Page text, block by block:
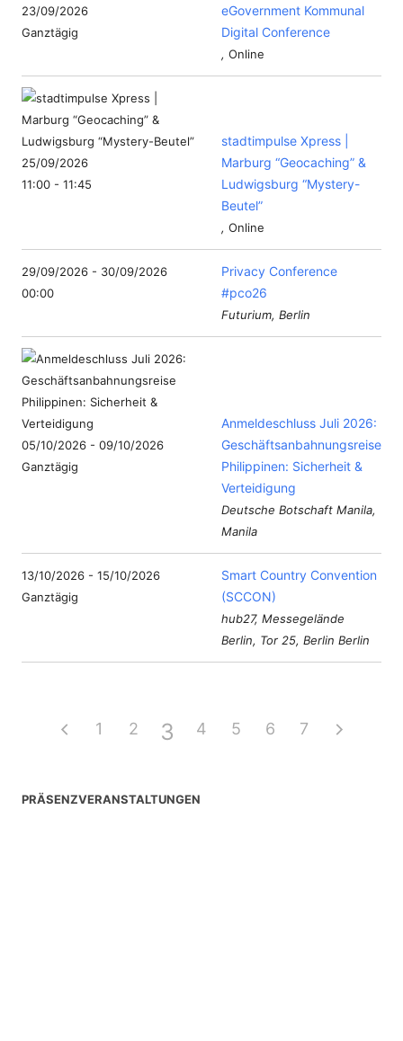
23/09/2026
Ganztägig
eGovernment Kommunal
Digital Conference
, Online
25/09/2026
11:00 - 11:45
stadtimpulse Xpress |
Marburg “Geocaching” &
Ludwigsburg “Mystery-
Beutel”
, Online
29/09/2026 - 30/09/2026
00:00
Privacy Conference
#pco26
Futurium, Berlin
05/10/2026 - 09/10/2026
Ganztägig
Anmeldeschluss Juli 2026:
Geschäftsanbahnungsreise
Philippinen: Sicherheit &
Verteidigung
Deutsche Botschaft Manila,
Manila
13/10/2026 - 15/10/2026
Ganztägig
Smart Country Convention
(SCCON)
hub27, Messegelände
Berlin, Tor 25, Berlin Berlin
1 2 3 4 5 6 7
PRÄSENZVERANSTALTUNGEN